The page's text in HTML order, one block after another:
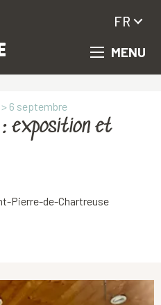
MENU
FR
6 septembre
exposition et
Pierre-de-Chartreuse